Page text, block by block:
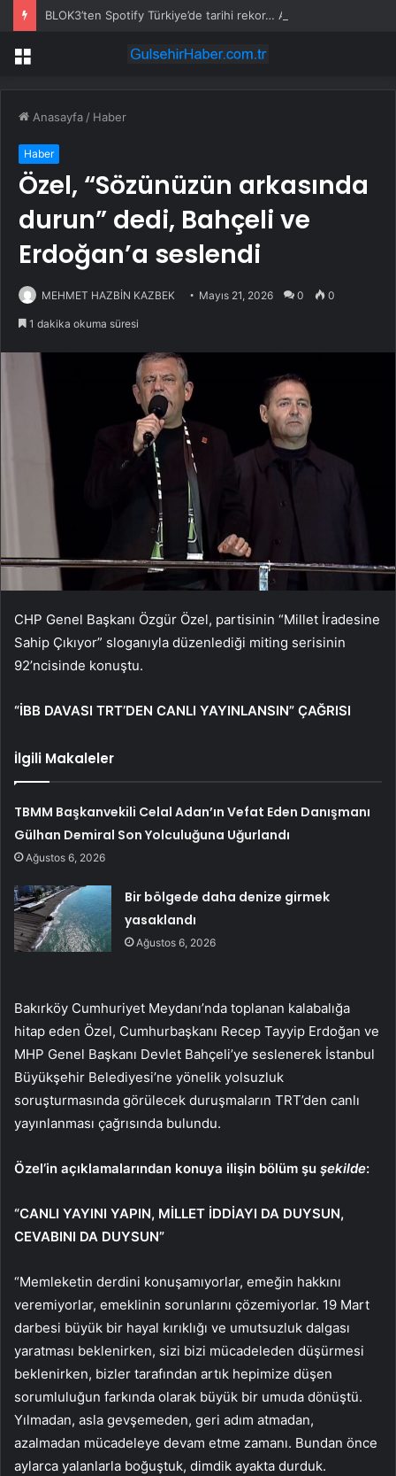
Menü
Anasayfa / Haber
Haber
Özel, “Sözünüzün arkasında
durun” dedi, Bahçeli ve
Erdoğan’a seslendi
MEHMET HAZBİN KAZBEK Mayıs 21, 2026 0 0
1 dakika okuma süresi
CHP Genel Başkanı Özgür Özel, partisinin “Millet İradesine
Sahip Çıkıyor” sloganıyla düzenlediği miting serisinin
92’ncisinde konuştu.
“İBB DAVASI TRT’DEN CANLI YAYINLANSIN” ÇAĞRISI
İlgili Makaleler
TBMM Başkanvekili Celal Adan’ın Vefat Eden Danışmanı
Gülhan Demiral Son Yolculuğuna Uğurlandı
Ağustos 6, 2026
Bir bölgede daha denize girmek
yasaklandı
Ağustos 6, 2026
Bakırköy Cumhuriyet Meydanı’nda toplanan kalabalığa
hitap eden Özel, Cumhurbaşkanı Recep Tayyip Erdoğan ve
MHP Genel Başkanı Devlet Bahçeli’ye seslenerek İstanbul
Büyükşehir Belediyesi’ne yönelik yolsuzluk
soruşturmasında görülecek duruşmaların TRT’den canlı
yayınlanması çağrısında bulundu.
Özel’in açıklamalarından konuya ilişin bölüm şu şekilde:
“CANLI YAYINI YAPIN, MİLLET İDDİAYI DA DUYSUN,
CEVABINI DA DUYSUN”
“Memleketin derdini konuşamıyorlar, emeğin hakkını
veremiyorlar, emeklinin sorunlarını çözemiyorlar. 19 Mart
darbesi büyük bir hayal kırıklığı ve umutsuzluk dalgası
yaratması beklenirken, sizi bizi mücadeleden düşürmesi
beklenirken, bizler tarafından artık hepimize düşen
sorumluluğun farkında olarak büyük bir umuda dönüştü.
Yılmadan, asla gevşemeden, geri adım atmadan,
azalmadan mücadeleye devam etme zamanı. Bundan önce
aylarca yalanlarla boğuştuk, dimdik ayakta durduk.